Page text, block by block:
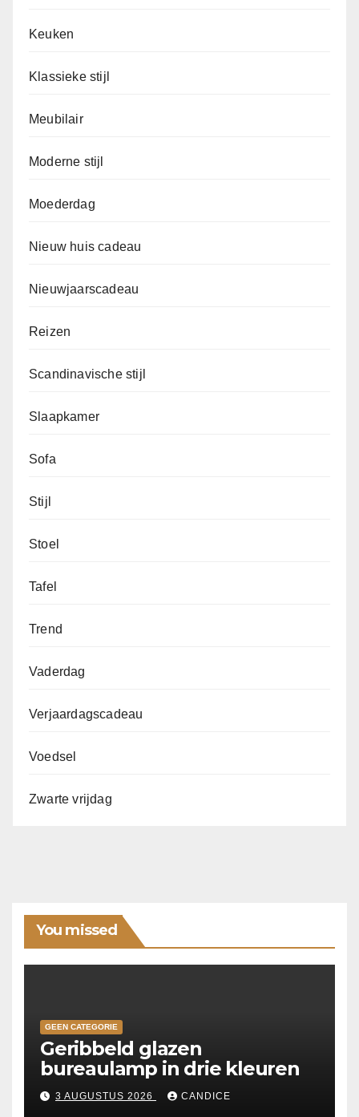
Keuken
Klassieke stijl
Meubilair
Moderne stijl
Moederdag
Nieuw huis cadeau
Nieuwjaarscadeau
Reizen
Scandinavische stijl
Slaapkamer
Sofa
Stijl
Stoel
Tafel
Trend
Vaderdag
Verjaardagscadeau
Voedsel
Zwarte vrijdag
You missed
GEEN CATEGORIE
Geribbeld glazen
bureaulamp in drie kleuren
3 AUGUSTUS 2026 CANDICE